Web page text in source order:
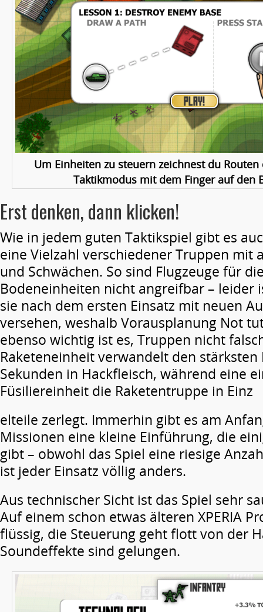
Um Einheiten zu steuern zeichnest du
Taktikmodus mit dem Finger auf den
Erst denken, dann klicken!
Wie in jedem guten Taktikspiel gibt es
eine Vielzahl verschiedener Truppen mit
und Schwächen. So sind Flugzeuge für
Bodeneinheiten nicht angreifbar – leider
sie nach dem ersten Einsatz mit neuen
versehen, weshalb Vorausplanung Not
ebenso wichtig ist es, Truppen nicht
Raketeneinheit verwandelt den stärksten
Sekunden in Hackfleisch, während eine
Füsiliereinheit die Raketentruppe in Einz
elteile zerlegt. Immerhin gibt es am
Missionen eine kleine Einführung, die
gibt – obwohl das Spiel eine riesige
ist jeder Einsatz völlig anders.
Aus technischer Sicht ist das Spiel sehr
Auf einem schon etwas älteren XPERIA
flüssig, die Steuerung geht flott von der
Soundeffekte sind gelungen.